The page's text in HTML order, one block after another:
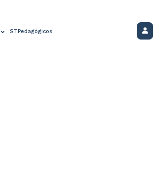
STPedagógicos